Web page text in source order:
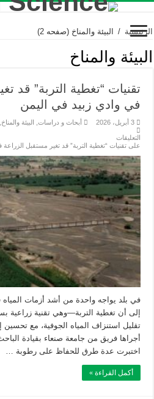
الرئيسية / البيئة والمناخ (صفحه 2)
البيئة والمناخ
تقنيات “تغطية التربة” قد
في وادي زبيد في اليمن
3 أبريل، 2026 أبحاث و دراسات البيئة والمناخ
التعليقات
على تقنيات “تغطية التربة” قد تغير مستقبل
في بلد يواجه واحدة من أشد أزمات
إلى أن تغطية التربة—وهي تقنية
تقليل استنزاف المياه الجوفية، مع تحسين
أجراها فريق من جامعة صنعاء بقيادة
اختبرت عدة طرق للحفاظ على رطوبة …
أكمل القراءة »